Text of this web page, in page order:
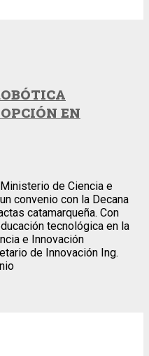
EN
de Ciencia e
convenio con la Decana
catamarqueña. Con
tecnológica en la
e Innovación
de Innovación Ing.